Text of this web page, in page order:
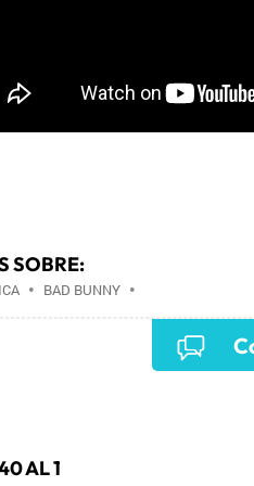
SOBRE:
• BAD BUNNY•
AL 1